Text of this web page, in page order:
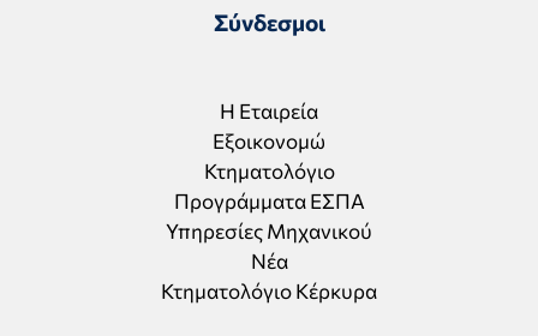
Σύνδεσμοι
Η Εταιρεία
Εξοικονομώ
Κτηματολόγιο
Προγράμματα ΕΣΠΑ
Υπηρεσίες Μηχανικού
Νέα
Κτηματολόγιο Κέρκυρα